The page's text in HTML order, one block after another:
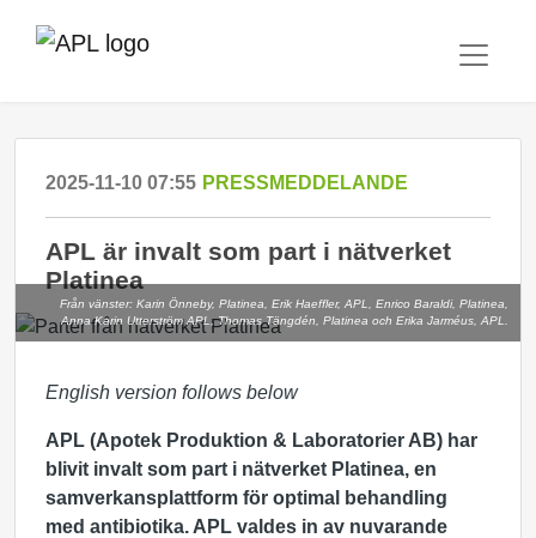
2025-11-10 07:55 PRESSMEDDELANDE
APL är invalt som part i nätverket
Platinea
Från vänster: Karin Önneby, Platinea, Erik Haeffler, APL, Enrico Baraldi, Platinea,
Anna Karin Utterström APL, Thomas Tängdén, Platinea och Erika Jarméus, APL.
English version follows below
APL (Apotek Produktion & Laboratorier AB) har
blivit invalt som part i nätverket Platinea, en
samverkansplattform för optimal behandling
med antibiotika. APL valdes in av nuvarande